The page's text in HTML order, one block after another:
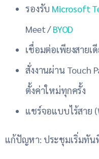
รองรับ Microsoft
Meet /BYOD
เชื่อมต่อเพียงสายเดี
สั่งงานผ่าน Touch
ตั้งค่าใหม่ทุกครั้ง
แชร์จอแบบไร้สาย
แก้ปัญหา: ประชุมเริ่มทัน